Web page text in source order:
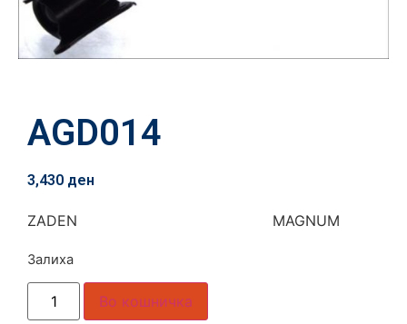
AGD014
3,430 ден
ZADEN MAGNUM
Залиха
Во кошничка